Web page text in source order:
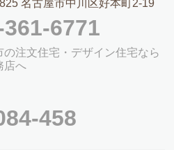
名古屋市中川区好本町2-19
6771
の注文住宅・デザイン住宅なら
店へ
458